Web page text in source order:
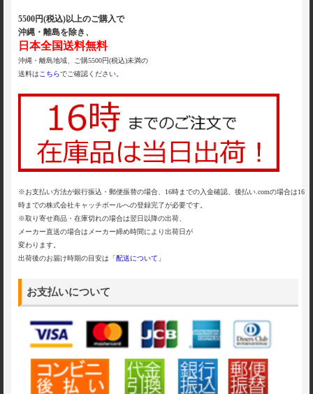
5500円(税込)以上のご購入で
沖縄・離島を除き、
日本全国送料無料
沖縄・離島地域、ご購5500円(税込)未満の
送料は こちらでご確認ください。
※お支払い方法が銀行振込・郵便振替の場合、16時までの入金確認、後払い.comの場合は16
時までの株式会社キャッチボールへの登録完了が必要です。
※取り寄せ商品・在庫切れの場合は翌日以降の出荷、
メーカー直送の場合はメーカー締め時間により出荷日が
変わります。
出荷後のお届け時期の目安は「配送について 」
お支払いについて